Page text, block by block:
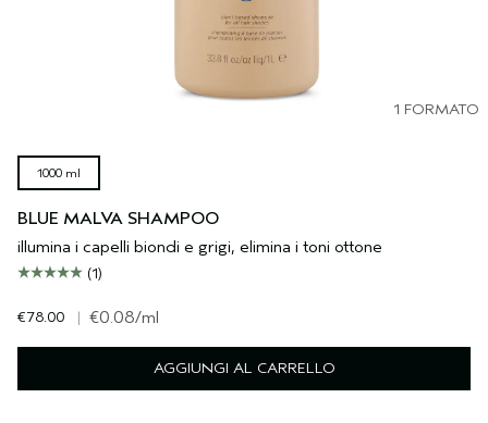
1 FORMATO
1000 ml
BLUE MALVA SHAMPOO
illumina i capelli biondi e grigi, elimina i toni ottone
(1)
€78.00 | €0.08/ml
AGGIUNGI AL CARRELLO